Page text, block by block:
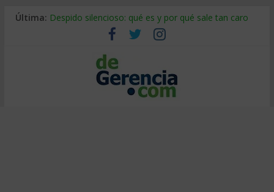
Última: Despido silencioso: qué es y por qué sale tan caro
La economía de Venezuela después del terremoto
Los 8 pasos de Kotter: liderar el cambio sin fracasar
Gestión de proyectos con IA: qué cambia en el oficio
IA y creatividad: cómo evitar que todos piensen igual